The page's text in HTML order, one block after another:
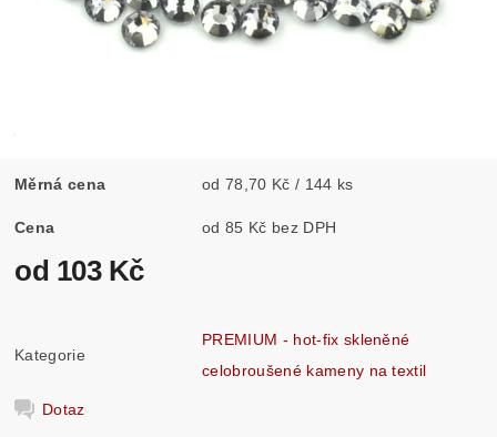
Měrná cena od 78,70 Kč / 144 ks
Cena od 85 Kč bez DPH
od 103 Kč
Kategorie
PREMIUM - hot-fix skleněné
celobroušené kameny na textil
Dotaz